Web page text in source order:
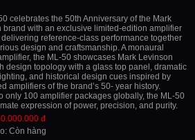
celebrates the 50th Anniversary of the Mark
brand with an exclusive limited-edition amplifier
reference-class performance together
design and craftsmanship. A monaural
the ML-50 showcases Mark Levinson
design topology with a glass top panel, dramatic
and historical design cues inspired by
amplifiers of the brand’s 50- year history.
only 100 amplifier packages globally, the ML-50
expression of power, precision, and purity.
đ
Còn hàng